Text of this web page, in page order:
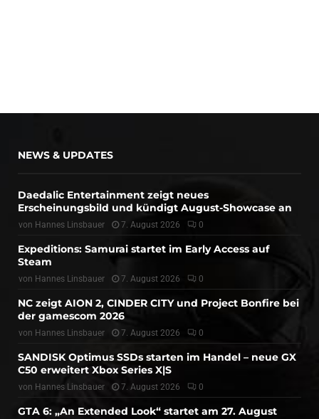
NEWS & UPDATES
Daedalic Entertainment zeigt neues
Erscheinungsbild und kündigt August-Showcase an
von Hannes Linsbauer 7. August 2026 0
Expeditions: Samurai startet im Early Access auf
Steam
von Hannes Linsbauer 7. August 2026 0
NC zeigt AION 2, CINDER CITY und Project Bonfire bei
der gamescom 2026
von Hannes Linsbauer 7. August 2026 0
SANDISK Optimus SSDs starten im Handel – neue GX
C50 erweitert Xbox Series X|S
von Hannes Linsbauer 7. August 2026 0
GTA 6: „An Extended Look“ startet am 27. August